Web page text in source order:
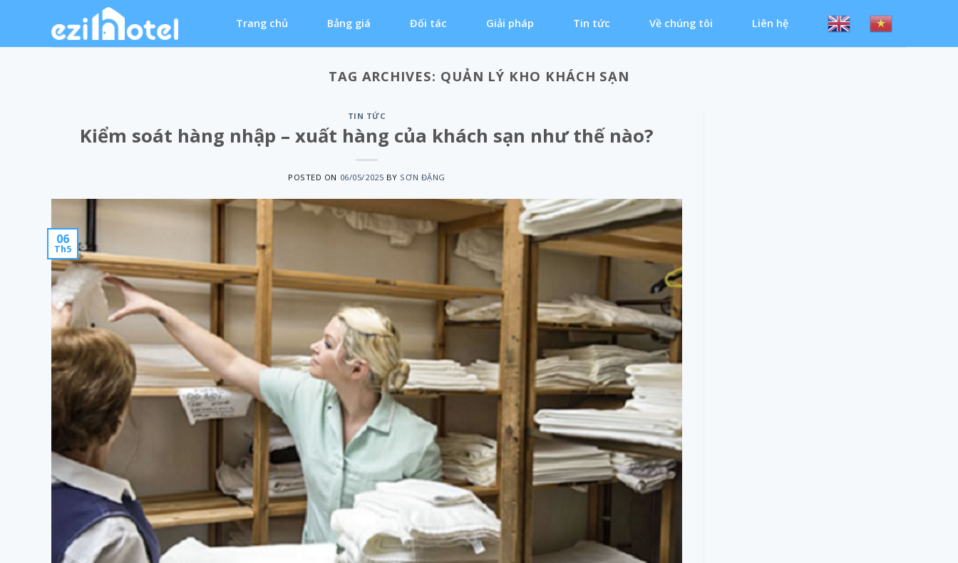
content
Trang chủ Bảng giá Đối tác Giải pháp Tin tức Về chúng tôi Liên hệ
TAG ARCHIVES: QUẢN LÝ KHO KHÁCH SẠN
TIN TỨC
Kiểm soát hàng nhập – xuất hàng của khách sạn như thế nào?
POSTED ON 06/05/2025 BY SƠN ĐẶNG
06
Th5